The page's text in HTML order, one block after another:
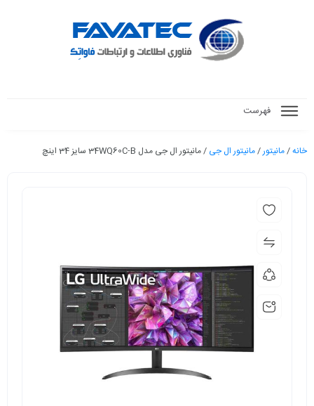
فهرست
خانه/مانیتور/مانیتور ال جی / مانیتور ال جی مدل 34WQ60C-B سایز 34 اینچ